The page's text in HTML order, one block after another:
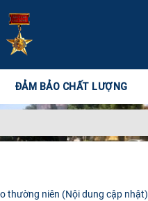
ĐẢM BẢO CHẤT LƯỢNG
niên (Nội dung cập